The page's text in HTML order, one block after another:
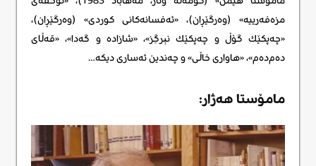
مزەفەرییە» (وەرگێڕان)، «ئه‌فسانەکانی کوردی» (وەرگێڕان)،
«چەپكێك گۆڵ و چەپكێك نېرگِز»، «شازادە و گەدا»، «قەڵای
دەم‌دەم»، «هاواری خاڵی» و چەندین ئەساری دیکە…
مامۆستا هەژار: